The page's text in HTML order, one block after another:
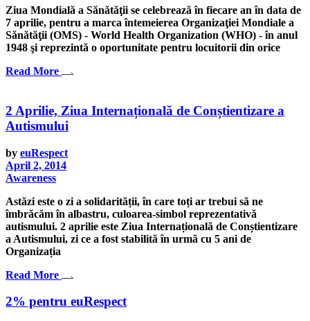
Ziua Mondială a Sănătăţii se celebrează în fiecare an în data de
7 aprilie, pentru a marca întemeierea Organizaţiei Mondiale a
Sănătăţii (OMS) - World Health Organization (WHO) - în anul
1948 şi reprezintă o oportunitate pentru locuitorii din orice
Read More
2 Aprilie, Ziua Internațională de Conștientizare a
Autismului
by euRespect
April 2, 2014
Awareness
Astăzi este o zi a solidarității, în care toți ar trebui să ne
îmbrăcăm în albastru, culoarea-simbol reprezentativă
autismului. 2 aprilie este Ziua Internațională de Conștientizare
a Autismului, zi ce a fost stabilită în urmă cu 5 ani de
Organizația
Read More
2% pentru euRespect